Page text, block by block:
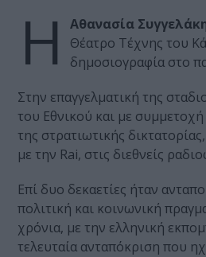
Η Αθανασία
Θέατρο Τέχνης του
δημοσιογραφία στο
Στην επαγγελματική της
του Εθνικού και με
της στρατιωτικής
με την Rai, στις διεθνείς
Επί δυο δεκαετίες ήταν
πολιτική και κοινωνική
χρόνια, με την ελληνική
τελευταία ανταπόκριση που